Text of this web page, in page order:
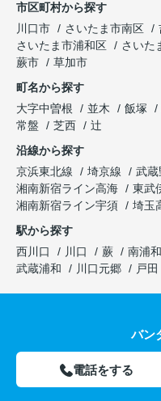
市区町村から探す
川口市
さいたま市南区
さいたま市浦和区
さいた
蕨市
草加市
町名から探す
大字中曽根
並木 飯塚
常盤
芝西
辻
沿線から探す
京浜東北線
埼京線 武蔵
湘南新宿ライン高海
東武
湘南新宿ライン宇須
埼玉
駅から探す
西川口
川口 蕨 南浦和
武蔵浦和
川口元郷 戸田
バン
電話をする